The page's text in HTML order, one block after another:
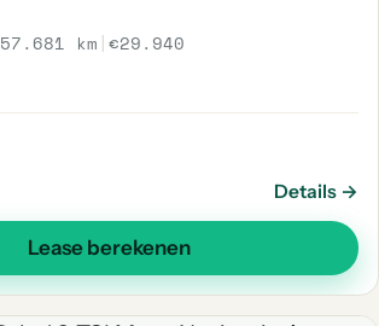
57.681 km |€29.940
Details →
Lease berekenen